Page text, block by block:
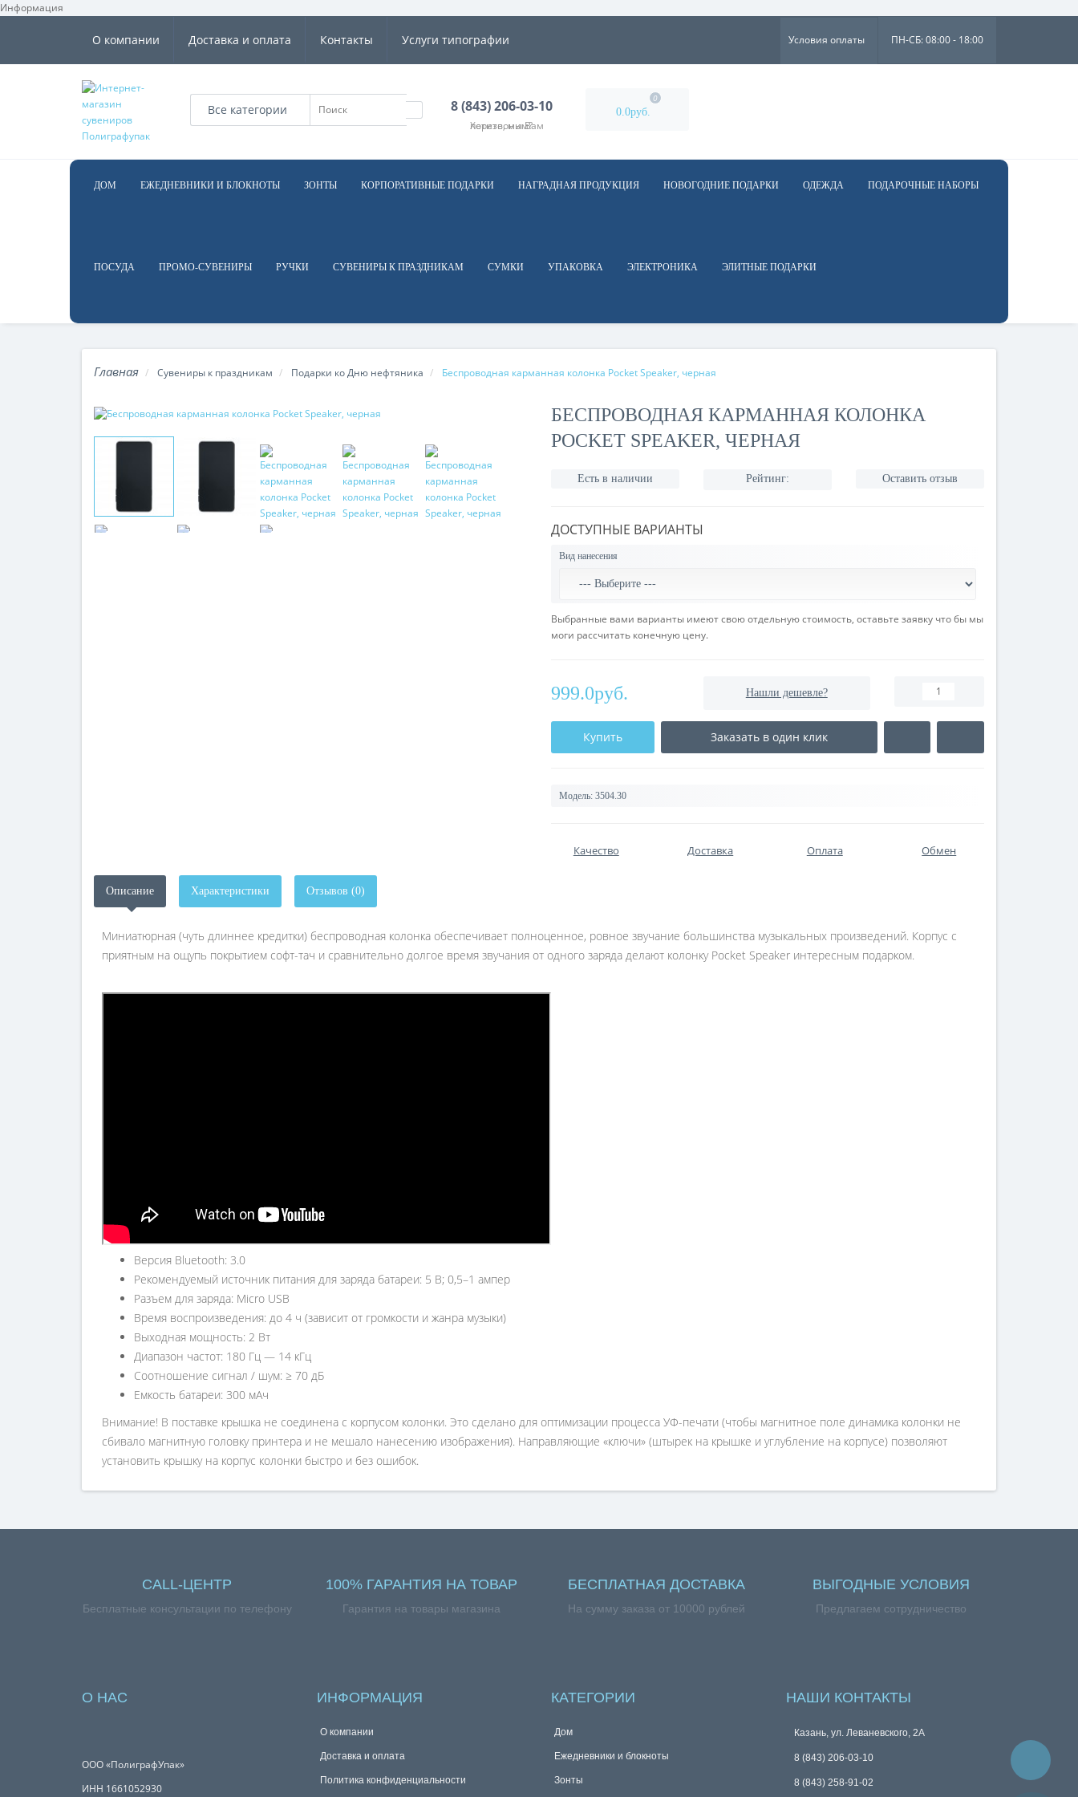
Информация ×
О компании Доставка и оплата Контакты Услуги типографии Условия оплаты ПН-СБ: 08:00 - 18:00
Все категории 8 (843) 206-03-10
Хотите, мы Вам перезвоним?
0.0руб.
0
ДОМ ЕЖЕДНЕВНИКИ И БЛОКНОТЫ ЗОНТЫ КОРПОРАТИВНЫЕ ПОДАРКИ НАГРАДНАЯ ПРОДУКЦИЯ НОВОГОДНИЕ ПОДАРКИ ОДЕЖДА ПОДАРОЧНЫЕ НАБОРЫ
ПОСУДА ПРОМО-СУВЕНИРЫ РУЧКИ СУВЕНИРЫ К ПРАЗДНИКАМ СУМКИ УПАКОВКА ЭЛЕКТРОНИКА ЭЛИТНЫЕ ПОДАРКИ
Сувениры к праздникам Подарки ко Дню нефтяника Беспроводная карманная колонка Pocket Speaker, черная
БЕСПРОВОДНАЯ КАРМАННАЯ КОЛОНКА
POCKET SPEAKER, ЧЕРНАЯ
Есть в наличии Рейтинг: Оставить отзыв
ДОСТУПНЫЕ ВАРИАНТЫ
Вид нанесения
Выбранные вами варианты имеют свою отдельную стоимость, оставьте заявку что бы мы
моги рассчитать конечную цену.
999.0руб. Нашли дешевле?
Купить Заказать в один клик
Модель: 3504.30
Качество Доставка Оплата Обмен
Описание Характеристики Отзывов (0)
Миниатюрная (чуть длиннее кредитки) беспроводная колонка обеспечивает полноценное, ровное звучание большинства музыкальных произведений. Корпус с
приятным на ощупь покрытием софт-тач и сравнительно долгое время звучания от одного заряда делают колонку Pocket Speaker интересным подарком.
Версия Bluetooth: 3.0
Рекомендуемый источник питания для заряда батареи: 5 В; 0,5–1 ампер
Разъем для заряда: Micro USB
Время воспроизведения: до 4 ч (зависит от громкости и жанра музыки)
Выходная мощность: 2 Вт
Диапазон частот: 180 Гц — 14 кГц
Соотношение сигнал / шум: ≥ 70 дБ
Емкость батареи: 300 мАч
Внимание! В поставке крышка не соединена с корпусом колонки. Это сделано для оптимизации процесса УФ-печати (чтобы магнитное поле динамика колонки не
сбивало магнитную головку принтера и не мешало нанесению изображения). Направляющие «ключи» (штырек на крышке и углубление на корпусе) позволяют
установить крышку на корпус колонки быстро и без ошибок.
CALL-ЦЕНТР
Бесплатные консультации по телефону
100% ГАРАНТИЯ НА ТОВАР
Гарантия на товары магазина
БЕСПЛАТНАЯ ДОСТАВКА
На сумму заказа от 10000 рублей
ВЫГОДНЫЕ УСЛОВИЯ
Предлагаем сотрудничество
О НАС
ООО «ПолиграфУпак»
ИНН 1661052930
ИНФОРМАЦИЯ
О компании
Доставка и оплата
Политика конфиденциальности
КАТЕГОРИИ
Дом
Ежедневники и блокноты
Зонты
НАШИ КОНТАКТЫ
Казань, ул. Леваневского, 2А
8 (843) 206-03-10
8 (843) 258-91-02